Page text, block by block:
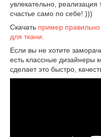
увлекательно, реализация
счастье само по себе! )))
Скачать пример
для ткани.
Если вы не хотите
есть классные дизайнеры
сделает это быстро,